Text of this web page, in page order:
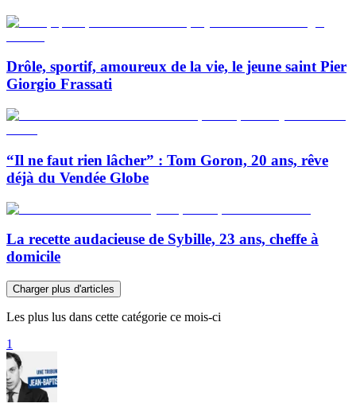
Drôle, sportif, amoureux de la vie, le jeune saint Pier
Giorgio Frassati
“Il ne faut rien lâcher” : Tom Goron, 20 ans, rêve
déjà du Vendée Globe
La recette audacieuse de Sybille, 23 ans, cheffe à
domicile
Charger plus d'articles
Les plus lus dans cette catégorie ce mois-ci
1